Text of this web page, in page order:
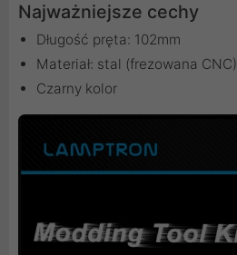
Najważniejsze cechy
Długość pręta: 102mm
Materiał: stal (frezowana CNC)
Czarny kolor